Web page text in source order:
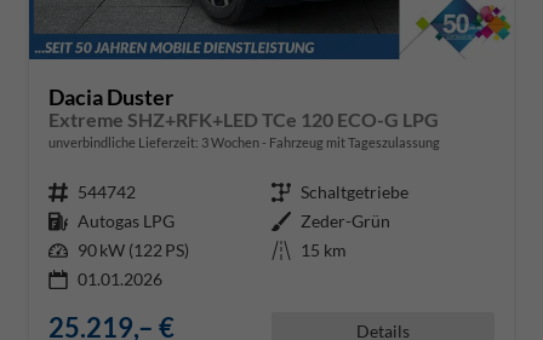
Dacia Duster
Extreme SHZ+RFK+LED TCe 120 ECO-G LPG
unverbindliche Lieferzeit: 3 Wochen Fahrzeug mit Tageszulassung
Fahrzeugnr. 544742 Getriebe Schaltgetriebe
Kraftstoff Autogas LPG Außenfarbe Zeder-Grün
Leistung 90 kW (122 PS) Kilometerstand 15 km
01.01.2026
25.219,– € Details